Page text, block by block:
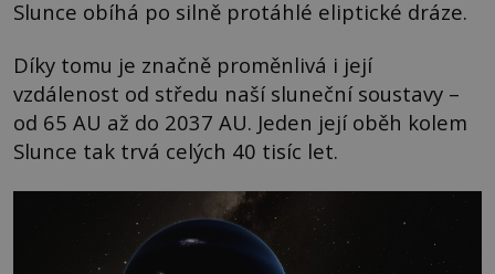
Slunce obíhá po silně protáhlé eliptické dráze.
Díky tomu je značně proměnlivá i její
vzdálenost od středu naší sluneční soustavy –
od 65 AU až do 2037 AU. Jeden její oběh kolem
Slunce tak trvá celých 40 tisíc let.